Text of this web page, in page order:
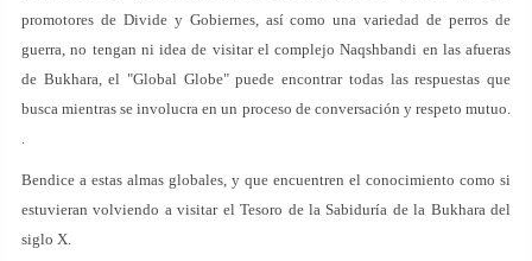
promotores de Divide y Gobiernes, así como una variedad de perros de
guerra, no tengan ni idea de visitar el complejo Naqshbandi en las afueras
de Bukhara, el "Global Globe" puede encontrar todas las respuestas que
busca mientras se involucra en un proceso de conversación y respeto mutuo.
.
Bendice a estas almas globales, y que encuentren el conocimiento como si
estuvieran volviendo a visitar el Tesoro de la Sabiduría de la Bukhara del
siglo X.